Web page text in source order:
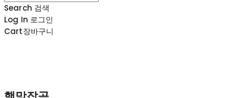
Search 검색
Log In 로그인
Cart장바구니